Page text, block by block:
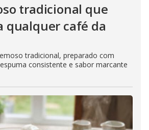
tradicional que
qualquer café da
tradicional, preparado com
consistente e sabor marcante